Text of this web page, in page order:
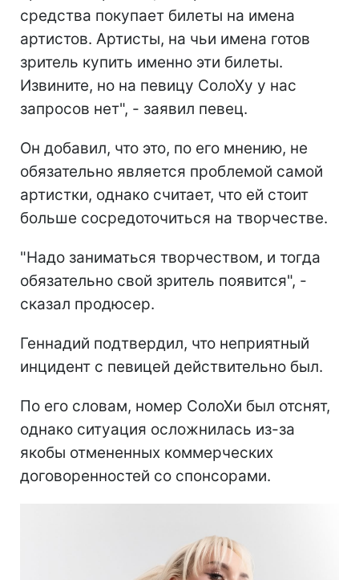
средства покупает билеты на имена
артистов. Артисты, на чьи имена готов
зритель купить именно эти билеты.
Извините, но на певицу СолоХу у нас
запросов нет", - заявил певец.
Он добавил, что это, по его мнению, не
обязательно является проблемой самой
артистки, однако считает, что ей стоит
больше сосредоточиться на творчестве.
"Надо заниматься творчеством, и тогда
обязательно свой зритель появится", -
сказал продюсер.
Геннадий подтвердил, что неприятный
инцидент с певицей действительно был.
По его словам, номер СолоХи был отснят,
однако ситуация осложнилась из-за
якобы отмененных коммерческих
договоренностей со спонсорами.